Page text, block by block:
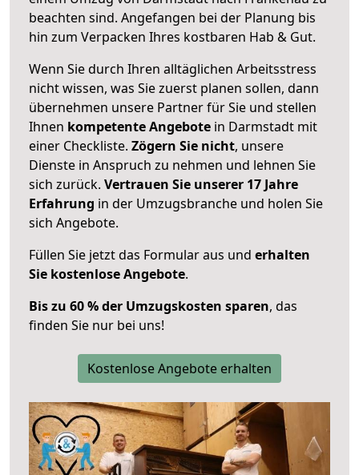
beachten sind. Angefangen bei der Planung bis
hin zum Verpacken Ihres kostbaren Hab & Gut.
Wenn Sie durch Ihren alltäglichen Arbeitsstress
nicht wissen, was Sie zuerst planen sollen, dann
übernehmen unsere Partner für Sie und stellen
Ihnen kompetente Angebote in Darmstadt mit
einer Checkliste. Zögern Sie nicht, unsere
Dienste in Anspruch zu nehmen und lehnen Sie
sich zurück. Vertrauen Sie unserer 17 Jahre
Erfahrung in der Umzugsbranche und holen Sie
sich Angebote.
Füllen Sie jetzt das Formular aus und erhalten
Sie kostenlose Angebote.
Bis zu 60 % der Umzugskosten sparen, das
finden Sie nur bei uns!
Kostenlose Angebote erhalten